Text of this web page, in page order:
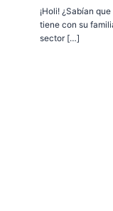
¡Holi! ¿Sabían
tiene con su
sector […]